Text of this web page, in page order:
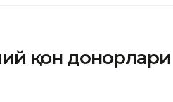
қон донорлари